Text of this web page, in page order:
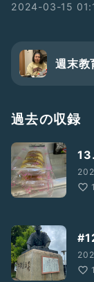
2024-03-15
週末教
過去の収録